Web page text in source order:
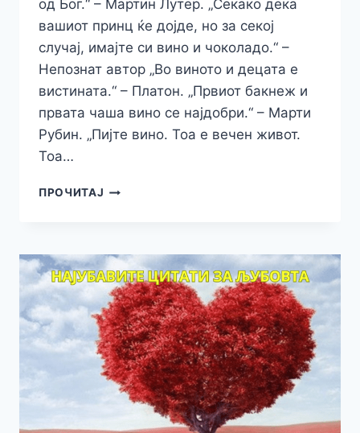
од Бог.“ – Мартин Лутер. „Секако дека
вашиот принц ќе дојде, но за секој
случај, имајте си вино и чоколадо.“ –
Непознат автор „Во виното и децата е
вистината.“ – Платон. „Првиот бакнеж и
првата чаша вино се најдобри.“ – Марти
Рубин. „Пијте вино. Тоа е вечен живот.
Тоа…
ПРОЧИТАЈ НАЈУБАВИ